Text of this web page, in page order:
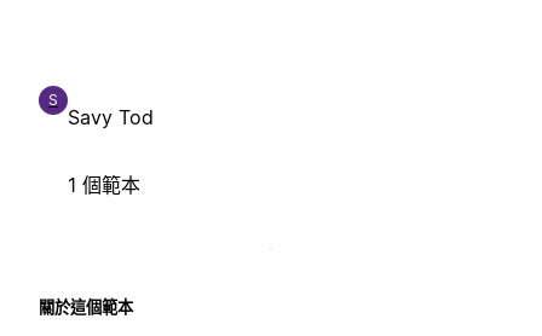
S
Savy Tod
1 個範本
關於這個範本